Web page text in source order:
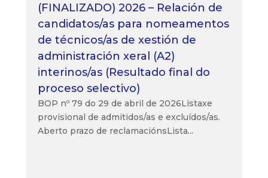
(FINALIZADO) 2026 – Relación de
candidatos/as para nomeamentos
de técnicos/as de xestión de
administración xeral (A2)
interinos/as (Resultado final do
proceso selectivo)
BOP nº 79 do 29 de abril de 2026Listaxe
provisional de admitidos/as e excluídos/as.
Aberto prazo de reclamaciónsLista...